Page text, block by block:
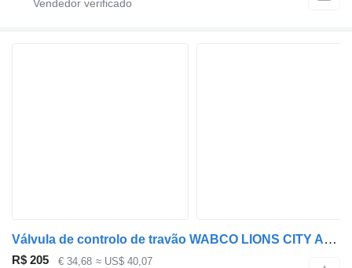
Válvula de controlo de travão WABCO LIONS CITY A26 (01.98-12.13) 4750103180 para autocarro MAN Lion's bus (1991-)
R$ 205 € 34,68 ≈ US$ 40,07